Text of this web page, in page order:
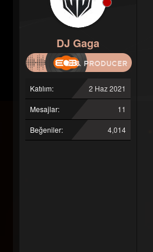
DJ Gaga
Katılım 2 Haz 2021
Mesajlar 11
Beğeniler 4,014